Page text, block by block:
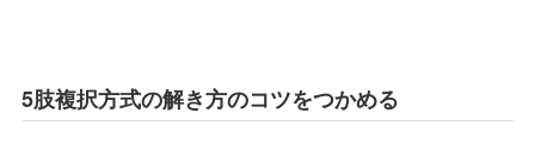
5肢複択方式の解き方のコツをつかめる